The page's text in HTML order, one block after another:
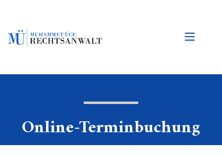
Online-Terminbuchung